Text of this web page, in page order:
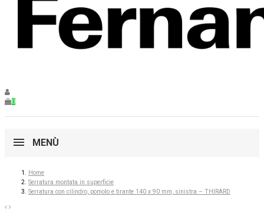
0
MENÙ
Home
Serratura montata in superficie
Serratura con cilindro, pomolo e tirante 140 x 90 mm, sinistra – THIRARD